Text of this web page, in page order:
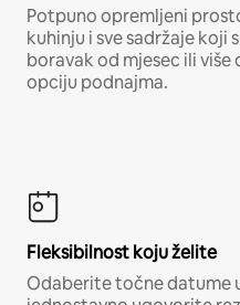
Potpuno opremljeni
kuhinju i sve sadržaje koji
boravak od mjesec ili više
opciju podnajma.
Fleksibilnost koju želite
Odaberite točne datume